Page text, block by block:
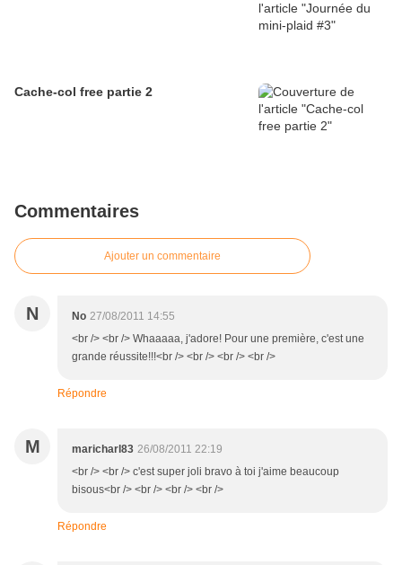
Cache-col free partie 2
Commentaires
Ajouter un commentaire
N No 27/08/2011 14:55
<br /> <br /> Whaaaaa, j'adore! Pour une première, c'est une
grande réussite!!!<br /> <br /> <br /> <br />
Répondre
M maricharl83 26/08/2011 22:19
<br /> <br /> c'est super joli bravo à toi j'aime beaucoup
bisous<br /> <br /> <br /> <br />
Répondre